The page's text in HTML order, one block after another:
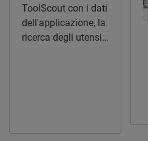
ToolScout con i dati
dell'applicazione, la
ricerca degli utensili